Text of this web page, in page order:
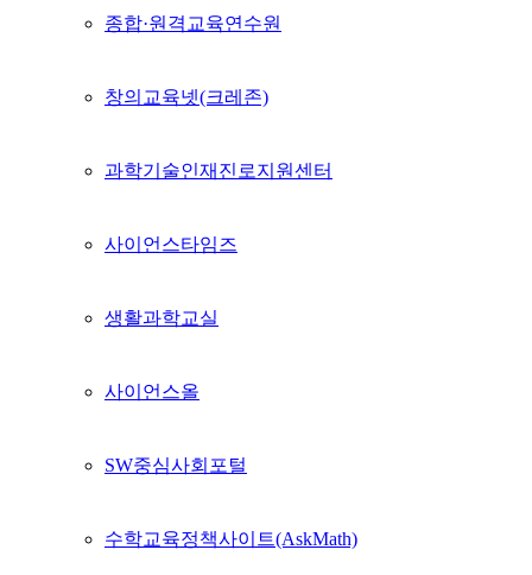
종합·원격교육연수원
창의교육넷(크레존)
과학기술인재진로지원센터
사이언스타임즈
생활과학교실
사이언스올
SW중심사회포털
수학교육정책사이트(AskMath)